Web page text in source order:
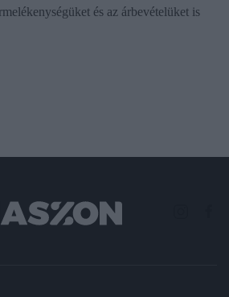
és az árbevételüket is